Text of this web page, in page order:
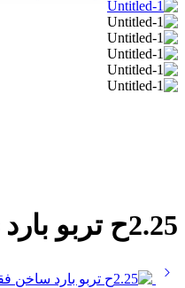
2.25ح تربو بارد فقط بدون بلازما